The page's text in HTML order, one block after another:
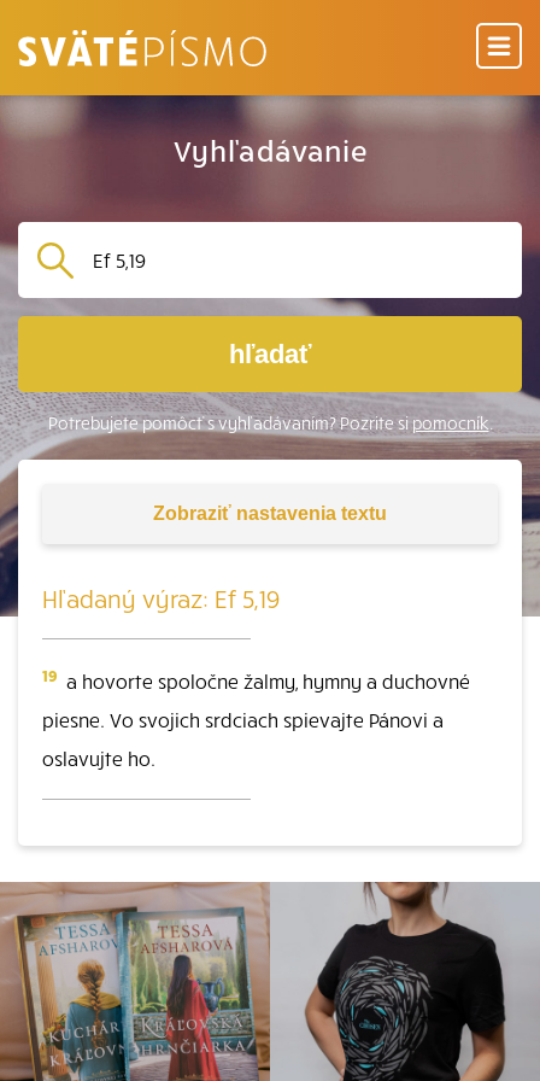
Vyhľadávanie
hľadať
Potrebujete pomôcť s vyhľadávaním? Pozrite sipomocník.
Zobraziť nastavenia textu
Hľadaný výraz: Ef 5,19
19 a hovorte spoločne žalmy, hymny a duchovné
piesne. Vo svojich srdciach spievajte Pánovi a
oslavujte ho.